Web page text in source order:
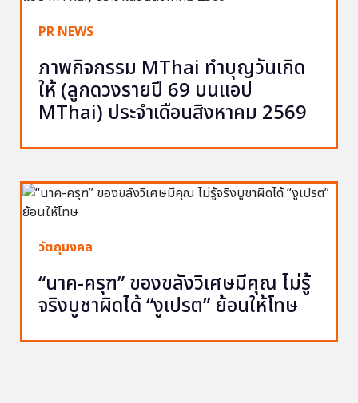
PR NEWS
ภาพกิจกรรม MThai ทำบุญวันเกิด
ให้ (ลูกดวงรายปี 69 บนแอป
MThai) ประจำเดือนสิงหาคม 2569
วัตถุมงคล
“นาค-ครุฑ” ของขลังวิเศษมีคุณ ไม่รู้
จริงบูชาผิดได้ “งูเปรต” ย้อนให้โทษ